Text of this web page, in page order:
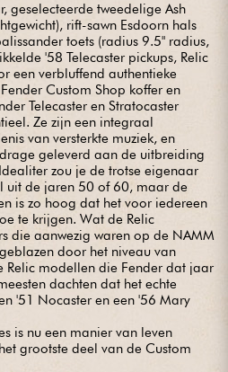
geselecteerde tweedelige Ash
rift-sawn Esdoorn hals
toets (radius 9.5" radius,
'58 Telecaster pickups, Relic
een verbluffend authentieke
Custom Shop koffer en
Telecaster en Stratocaster
Ze zijn een integraal
van versterkte muziek, en
geleverd aan de uitbreiding
zou je de trotse eigenaar
uit de jaren 50 of 60, maar de
is zo hoog dat het voor iedereen
te krijgen. Wat de Relic
die aanwezig waren op de NAMM
door het niveau van
Relic modellen die Fender dat jaar
dachten dat het echte
'51 Nocaster en een '56 Mary
is nu een manier van leven
grootste deel van de Custom